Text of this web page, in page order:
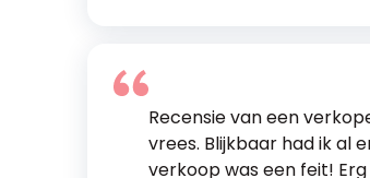
Recensie van een
vrees. Blijkbaar had ik al
verkoop was een feit!